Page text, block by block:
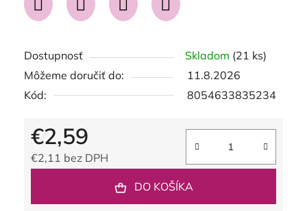
Dostupnosť Skladom (21 ks)
Môžeme doručiť do:
11.8.2026
Kód:
8054633835234
€2,59
€2,11 bez DPH
DO KOŠÍKA